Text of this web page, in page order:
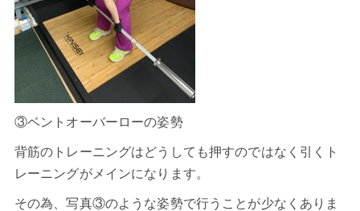
③ベントオーバーローの姿勢
背筋のトレーニングはどうしても押すのではなく引くト
レーニングがメインになります。
その為、写真③のような姿勢で行うことが少なくありま